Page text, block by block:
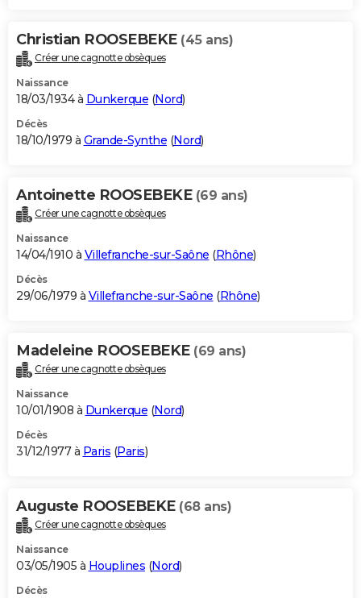
Christian ROOSEBEKE (45 ans)
Créer une cagnotte obsèques
Naissance
18/03/1934 à Dunkerque (Nord)
Décès
18/10/1979 à Grande-Synthe (Nord)
Antoinette ROOSEBEKE (69 ans)
Créer une cagnotte obsèques
Naissance
14/04/1910 à Villefranche-sur-Saône (Rhône)
Décès
29/06/1979 à Villefranche-sur-Saône (Rhône)
Madeleine ROOSEBEKE (69 ans)
Créer une cagnotte obsèques
Naissance
10/01/1908 à Dunkerque (Nord)
Décès
31/12/1977 à Paris (Paris)
Auguste ROOSEBEKE (68 ans)
Créer une cagnotte obsèques
Naissance
03/05/1905 à Houplines (Nord)
Décès